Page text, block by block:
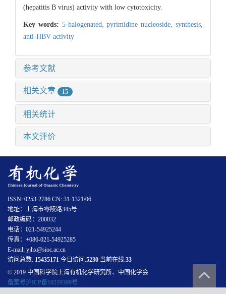
(hepatitis B virus) activity with low cytotoxicity.
Key words: 5-halogenated,pyrimidine nucleoside,synthesis,
anti-HBV activity
参考文献
相关文章 15
相关统计
本文评价
ISSN: 0253-2786 CN: 31-1321/06
地址：上海市零陵路345号
邮政编码：200032
电话：021-54925244
传真：+086-021-54925285
E-mail: yjhx@sioc.ac.cn
访问总数: 15435171 今日访问:5230 当前在线:33
© 2019 中国科学院上海有机化学研究所、中国化学会
备案号沪ICP备10219309号